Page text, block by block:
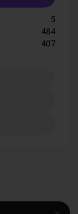
5
484
407